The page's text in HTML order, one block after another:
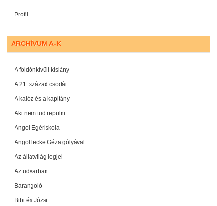
Profil
ARCHÍVUM A-K
A földönkívüli kislány
A 21. század csodái
A kalóz és a kapitány
Aki nem tud repülni
Angol Egériskola
Angol lecke Géza gólyával
Az állatvilág legjei
Az udvarban
Barangoló
Bibi és Józsi